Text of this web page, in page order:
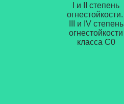
I и II степень
огнестойкости.
III и IV степень
огнестойкости
класса С0